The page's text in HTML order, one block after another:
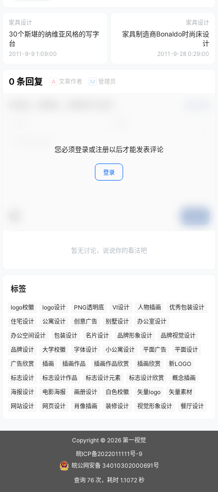
家具设计
30个斯堪的纳维亚风格的写字
台
2011-9-9 1:09:00
家具设计
家具制造商Bonaldo时尚床设
计
2011-9-28 0:29:00
0 条回复 A 文章作者 M 管理员
您必须登录或注册以后才能发表评论
登录
暂无讨论，说说你的看法吧
标签
logo校徽 logo设计 PNG透明底 VI设计 人物插画
优秀包装设计
住宅设计
公寓设计 创意广告 别墅设计
办公室设计
办公空间设计
包装设计 名片设计 品牌形象设计
品牌视觉设计
品牌设计
大学校徽 字体设计 小公寓设计 平面广告
平面设计
广告欣赏
插画 插画作品 插画作品欣赏 插画欣赏
新LOGO
标志设计
标志设计作品 标志设计元素 标志设计欣赏
概念插画
海报设计
电影海报 画册设计 白色校徽 矢量logo
矢量素材
网站设计
网页设计 肖像插画 装修设计 视觉形象设计 餐厅设计
Copyright © 2026 第一视觉
皖ICP备2022011111号-9
皖公网安备 34010302000691号
查询 76 次，耗时 1.1072 秒